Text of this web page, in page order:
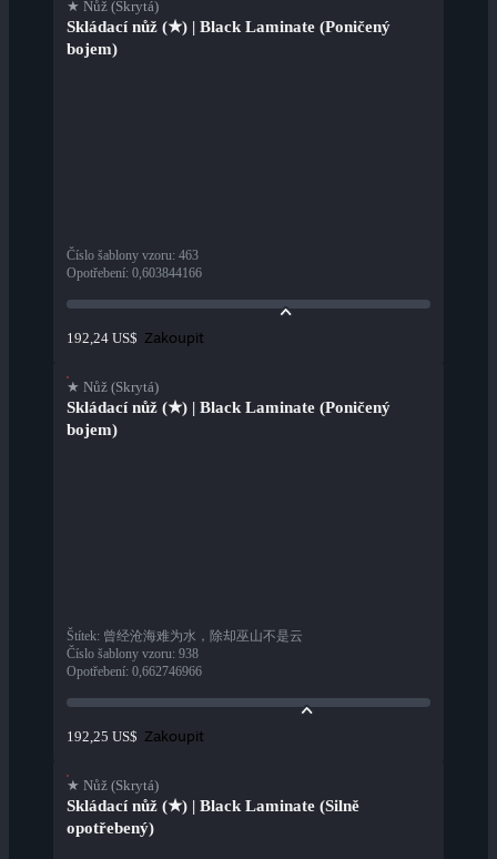
★ Nůž (Skrytá)
Skládací nůž (★) | Black Laminate (Poničený
bojem)
Číslo šablony vzoru: 463
Opotřebení: 0,603844166
192,24 US$ Zakoupit
★ Nůž (Skrytá)
Skládací nůž (★) | Black Laminate (Poničený
bojem)
Štítek: 曾经沧海难为水，除却巫山不是云
Číslo šablony vzoru: 938
Opotřebení: 0,662746966
192,25 US$ Zakoupit
★ Nůž (Skrytá)
Skládací nůž (★) | Black Laminate (Silně
opotřebený)